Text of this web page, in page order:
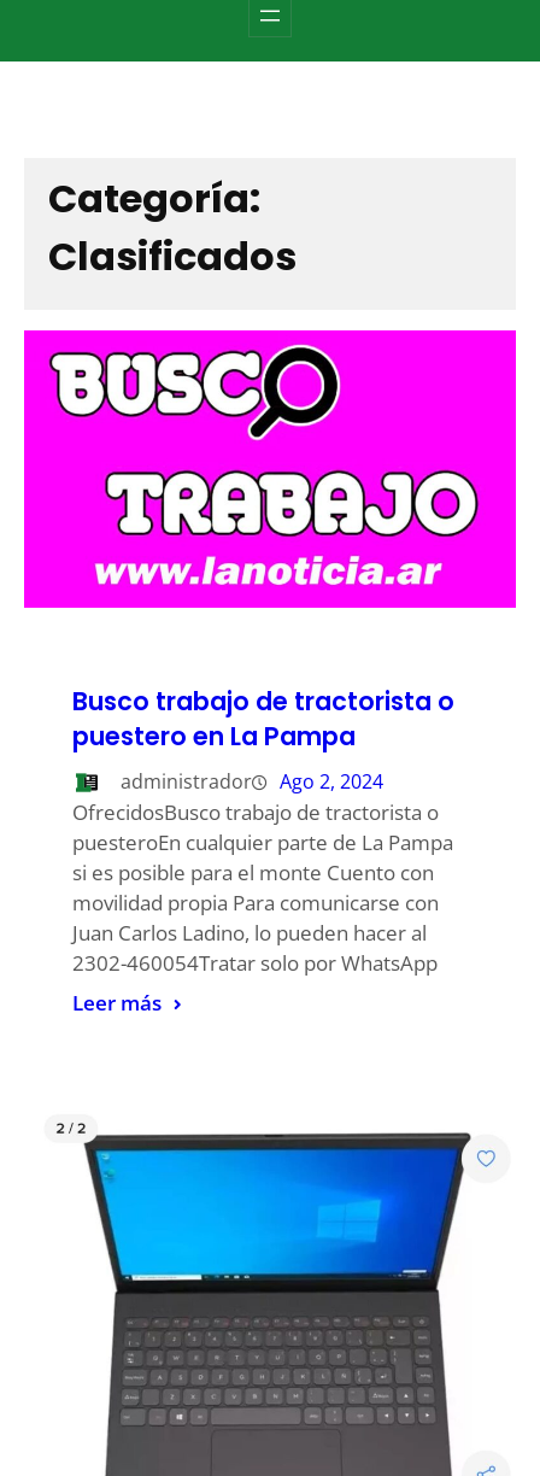
Categoría:
Clasificados
Busco trabajo de tractorista o
puestero en La Pampa
administrador Ago 2, 2024
OfrecidosBusco trabajo de tractorista o
puesteroEn cualquier parte de La Pampa
si es posible para el monte Cuento con
movilidad propia Para comunicarse con
Juan Carlos Ladino, lo pueden hacer al
2302-460054Tratar solo por WhatsApp
Leer más